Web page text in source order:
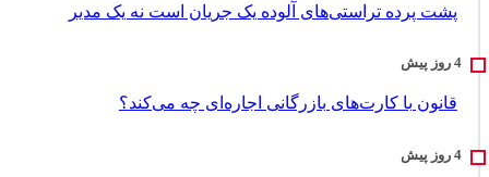
پشت پرده تراستی‌های آلوده یک جریان است نه یک مدیر
قانون با کارت‌های بازرگانی اجاره‌ای چه می‌کند؟